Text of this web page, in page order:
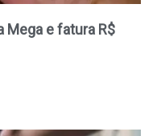
Mega e fatura R$